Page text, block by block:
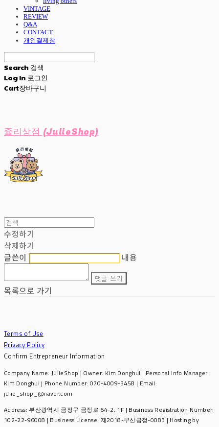
VINTAGE
REVIEW
Q&A
CONTACT
개인결제창
Search 검색
Log In 로그인
Cart장바구니
쥴리상점 (JulieShop)
수정하기
삭제하기
글쓴이
내용
댓글 쓰기
목록으로 가기
Terms of Use
Privacy Policy
Confirm Entrepreneur Information
Company Name: JulieShop | Owner: Kim Donghui | Personal Info Manager:
Kim Donghui | Phone Number: 070-4009-3458 | Email:
julie_shop_@naver.com
Address: 부산광역시 금정구 금정로 64-2, 1F | Business Registration Number:
102-22-96008 | Business License: 제2018-부산금정-0083 | Hosting by